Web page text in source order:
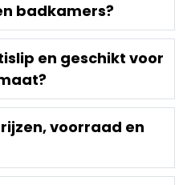
badkamers?
en geschikt voor
voorraad en